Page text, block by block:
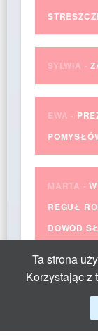
SYLWIA -
EWA -
MARTA -
REGUŁ
DOWÓD
Ta strona
Korzystając z